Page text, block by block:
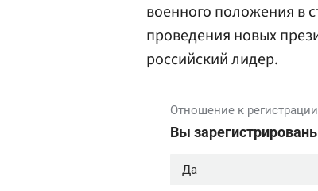
военного положения в
проведения новых
российский лидер.